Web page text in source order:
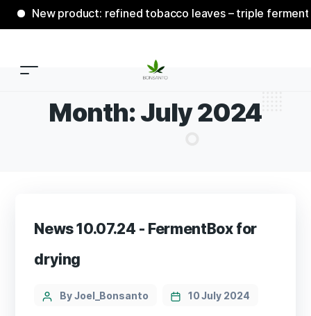
New product: refined tobacco leaves – triple
Month:July 2024
News 10.07.24 - FermentBox for
drying
By Joel_Bonsanto 10 July 2024